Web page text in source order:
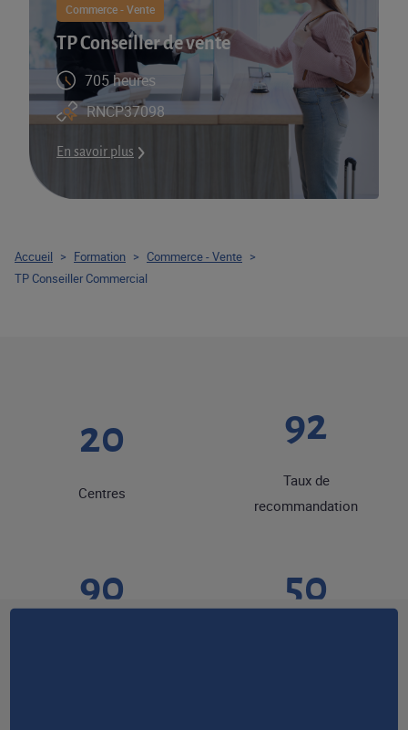
Commerce - Vente
TP Conseiller de vente
705 heures
RNCP37098
En savoir plus
20
Centres
92
Taux de
recommandation
90 50
Accueil > Formation > Commerce - Vente >
TP Conseiller Commercial